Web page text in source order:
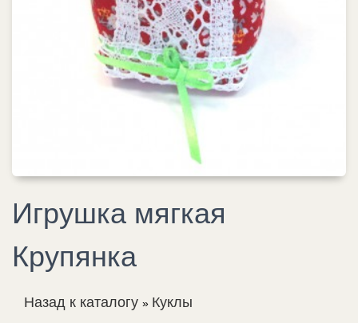
Игрушка мягкая
Крупянка
Назад к каталогу Куклы